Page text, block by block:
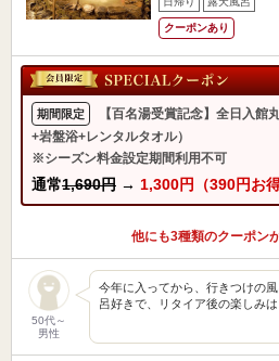
クーポンあり
期間限定
【百名湯受賞記念】全日入館
+岩盤浴+レンタルタオル）
※シーズン料金設定期間利用不可
通常1,690円 → 1,300円（390円お得
他にも3種類のクーポン
50代～
男性
今年に入ってから、行きつけの
呂好きで、リタイア後の楽しみ